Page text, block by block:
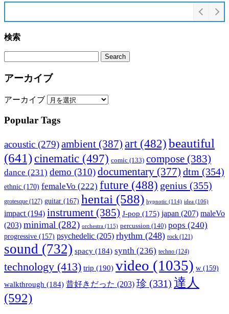
検索
アーカイブ
アーカイブ
Popular Tags
acoustic (279)ambient (387) art(482) beautiful
(641)cinematic (497) comic (133) compose (383)
dance (231) demo (310)documentary (377) dtm (354)
ethnic (170) femaleVo (222) future (488) genius (355)
grotesque (127) guitar (167) hentai (588) hypnotic (114) idea (106)
impact (194) instrument (385) J-pop (175) japan (207) maleVo
(203) minimal (282) orchestra (115) percussion (140) pops (240)
progressive (157) psychedelic (205) rhythm (248) rock (121)
sound (732) spacy (184) synth (236) techno (124)
technology (413) trip (190) video (1035) w (159)
walkthrough (184) 昔好きだった (203) 珍 (331) 達人
(592)